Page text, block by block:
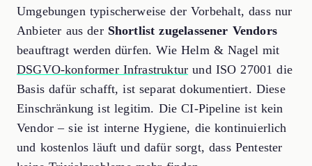
Umgebungen typischerweise der Vorbehalt, dass nur
Anbieter aus der Shortlist zugelassener Vendors
beauftragt werden dürfen. Wie Helm & Nagel mit
DSGVO-konformer Infrastruktur und ISO 27001 die
Basis dafür schafft, ist separat dokumentiert. Diese
Einschränkung ist legitim. Die CI-Pipeline ist kein
Vendor – sie ist interne Hygiene, die kontinuierlich
und kostenlos läuft und dafür sorgt, dass Pentester